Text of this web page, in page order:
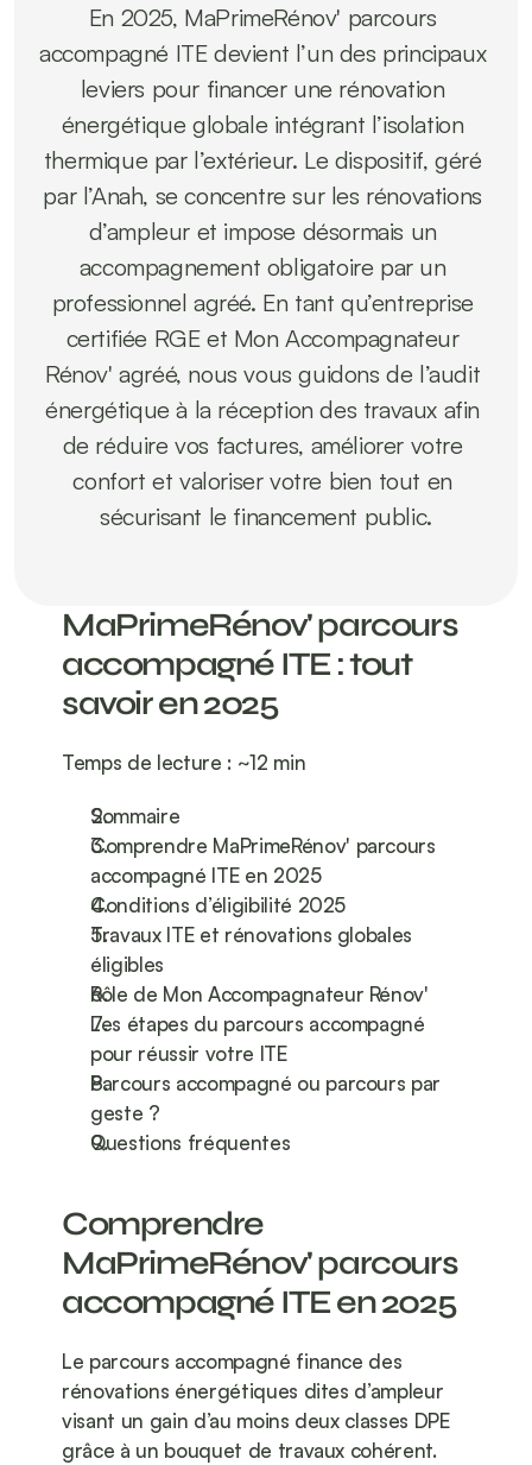
En 2025, MaPrimeRénov' parcours
accompagné ITE devient l’un des principaux
leviers pour financer une rénovation
énergétique globale intégrant l’isolation
thermique par l’extérieur. Le dispositif, géré
par l’Anah, se concentre sur les rénovations
d’ampleur et impose désormais un
accompagnement obligatoire par un
professionnel agréé. En tant qu’entreprise
certifiée RGE et Mon Accompagnateur
Rénov' agréé, nous vous guidons de l’audit
énergétique à la réception des travaux afin
de réduire vos factures, améliorer votre
confort et valoriser votre bien tout en
sécurisant le financement public.
MaPrimeRénov' parcours
accompagné ITE : tout
savoir en 2025
Temps de lecture : ~12 min
Sommaire
Comprendre MaPrimeRénov' parcours
accompagné ITE en 2025
Conditions d’éligibilité 2025
Travaux ITE et rénovations globales
éligibles
Rôle de Mon Accompagnateur Rénov'
Les étapes du parcours accompagné
pour réussir votre ITE
Parcours accompagné ou parcours par
geste ?
Questions fréquentes
Comprendre
MaPrimeRénov' parcours
accompagné ITE en 2025
Le parcours accompagné finance des
rénovations énergétiques dites d’ampleur
visant un gain d’au moins deux classes DPE
grâce à un bouquet de travaux cohérent.